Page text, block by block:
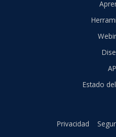
Estado
Privacidad